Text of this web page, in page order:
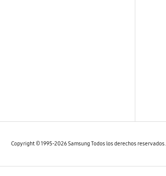
Copyright © 1995-2026 Samsung Todos los derechos reservados.